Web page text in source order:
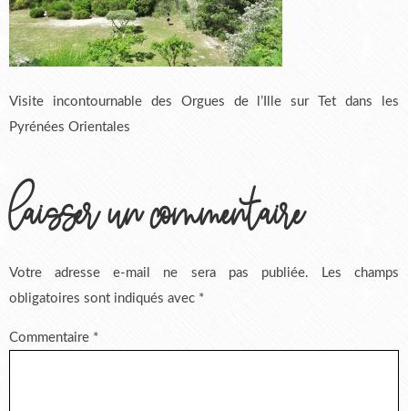
Visite incontournable des Orgues de l’Ille sur Tet dans les
Pyrénées Orientales
laisser un commentaire
Votre adresse e-mail ne sera pas publiée.
Les champs
obligatoires sont indiqués avec *
Commentaire *